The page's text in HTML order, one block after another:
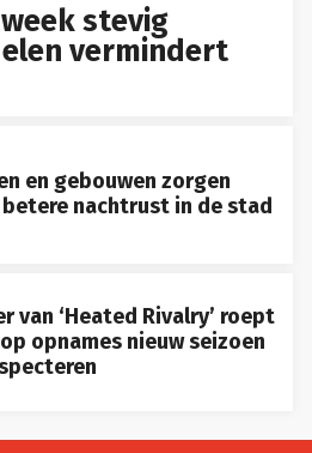
stevig
vermindert
en gebouwen zorgen
nachtrust in de stad
van ‘Heated Rivalry’ roept
opnames nieuw seizoen